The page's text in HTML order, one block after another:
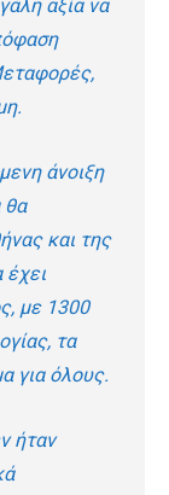
αξία να
άνοιξη
θα
και της
έχει
με 1300
τα
για όλους.
ήταν